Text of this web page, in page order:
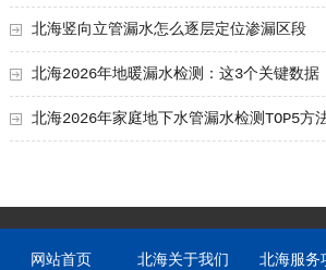
北海竖向立管漏水怎么逐层定位渗漏区段
北海2026年地暖漏水检测：这3个关键数据
标了吗？
北海2026年家庭地下水管漏水检测TOP5方
网站首页 北海关于我们 北海服务